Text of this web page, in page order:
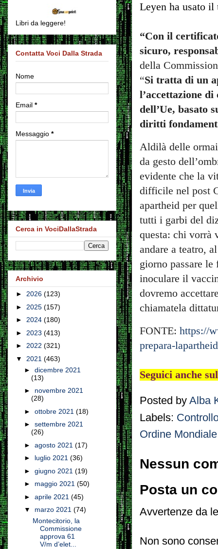
Leyen ha usato il
“Con il
sicuro,
della
“Si tratta di un
l’accettazione
dell’Ue, basato
diritti
Aldilà delle
da gesto
evidente che la
difficile nel post
apartheid per
tutti i garbi del
questa: chi vorrà
andare a teatro,
giorno passare
inoculare il
dovremo
chiamatela
FONTE: https://
prepara-
Seguici anche
Posted by Alba
Labels:
Ordine Mondiale
Nessun
Posta un
Avvertenze da
Non sono
Libri da leggere!
Contatta Voci Dalla Strada
Nome
Email *
Messaggio *
Cerca in VociDallaStrada
Archivio
► 2026 (123)
► 2025 (157)
► 2024 (180)
► 2023 (413)
► 2022 (321)
▼ 2021 (463)
► dicembre 2021
(13)
► novembre 2021
(28)
► ottobre 2021 (18)
► settembre 2021
(26)
► agosto 2021 (17)
► luglio 2021 (36)
► giugno 2021 (19)
► maggio 2021 (50)
► aprile 2021 (45)
▼ marzo 2021 (74)
Montecitorio, la
Commissione
approva 61
V/m d’elet...